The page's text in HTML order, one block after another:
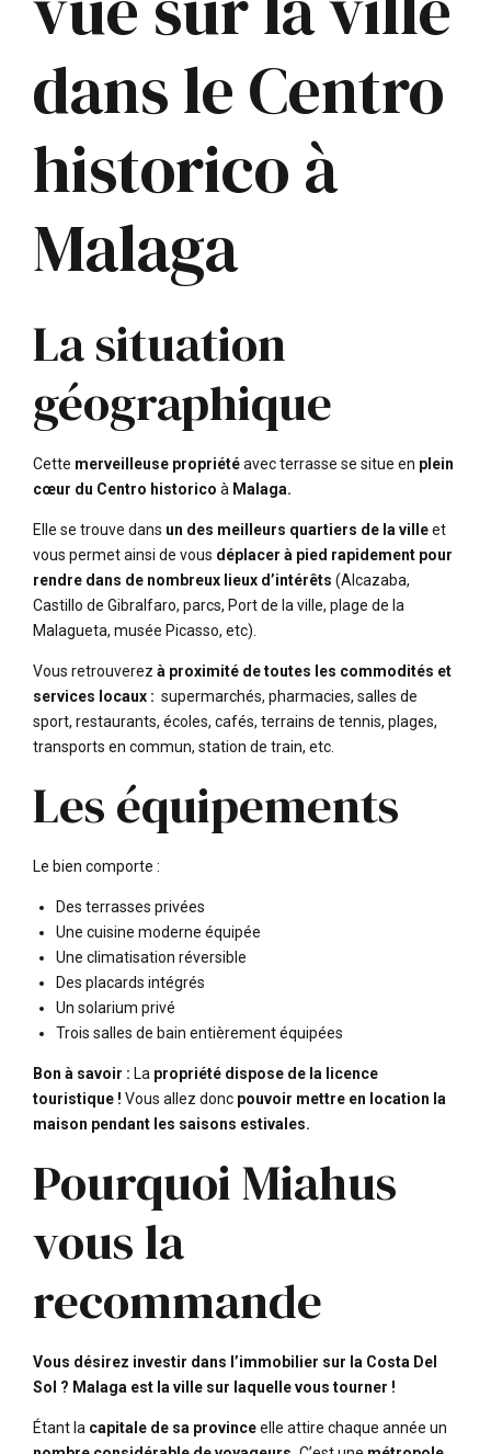
dans le Centro
historico à
Malaga
La situation
géographique
Cette merveilleuse propriétéavec terrasse se situe en plein
cœur du Centro historico à Malaga.
Elle se trouve dans un des meilleurs quartiers de la villeet
vous permet ainsi de vous déplacer à pied rapidement pour
rendre dans de nombreux lieux d’intérêts (Alcazaba,
Castillo de Gibralfaro, parcs, Port de la ville, plage de la
Malagueta, musée Picasso, etc).
Vous retrouverez à proximité de toutes les commodités et
services locaux : supermarchés, pharmacies, salles de
sport, restaurants, écoles, cafés, terrains de tennis, plages,
transports en commun, station de train, etc.
Les équipements
Le bien comporte :
Des terrasses privées
Une cuisine moderne équipée
Une climatisation réversible
Des placards intégrés
Un solarium privé
Trois salles de bain entièrement équipées
Bon à savoir : La propriété dispose de la licence
touristique ! Vous allez donc pouvoir mettre en location la
maison pendant les saisons estivales.
Pourquoi Miahus
vous la
recommande
Vous désirez investir dans l’immobilier sur la Costa Del
Sol ? Malaga est la ville sur laquelle vous tourner !
Étant la capitale de sa provinceelle attire chaque année un